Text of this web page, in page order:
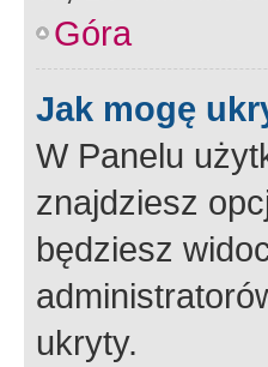
Góra
Jak mogę
W Panelu
znajdziesz
będziesz
ukryty.